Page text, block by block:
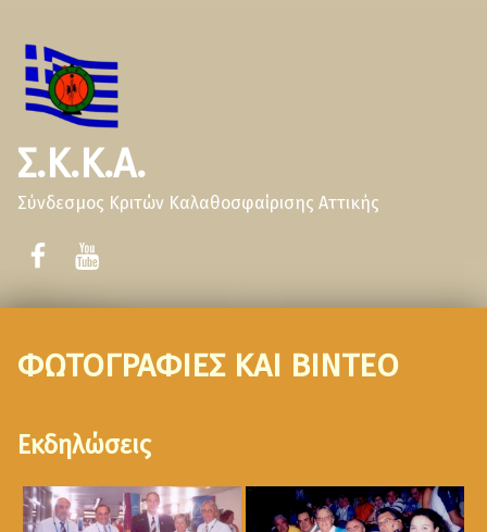
Σ.Κ.Κ.Α.
Σύνδεσμος Κριτών Καλαθοσφαίρισης Αττικής
ΦΩΤΟΓΡΑΦΙΕΣ ΚΑΙ ΒΙΝΤΕΟ
Εκδηλώσεις